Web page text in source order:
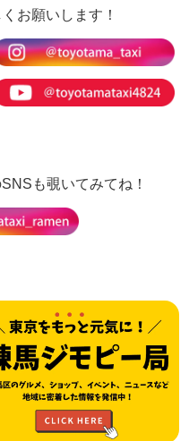
お願いします！
も覗いてみてね！